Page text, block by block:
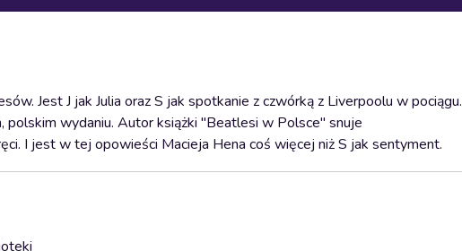
Jest J jak Julia oraz S jak spotkanie z czwórką z Liverpoolu w pociągu.
wydaniu. Autor książki "Beatlesi w Polsce" snuje
I jest w tej opowieści Macieja Hena coś więcej niż S jak sentyment.